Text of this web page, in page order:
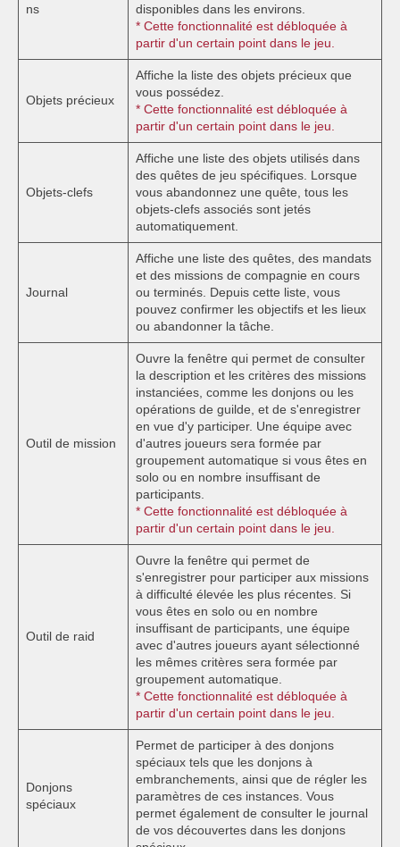
ns
disponibles dans les environs.
* Cette fonctionnalité est débloquée à
partir d'un certain point dans le jeu.
Objets précieux
Affiche la liste des objets précieux que
vous possédez.
* Cette fonctionnalité est débloquée à
partir d'un certain point dans le jeu.
Objets-clefs
Affiche une liste des objets utilisés dans
des quêtes de jeu spécifiques. Lorsque
vous abandonnez une quête, tous les
objets-clefs associés sont jetés
automatiquement.
Journal
Affiche une liste des quêtes, des mandats
et des missions de compagnie en cours
ou terminés. Depuis cette liste, vous
pouvez confirmer les objectifs et les lieux
ou abandonner la tâche.
Outil de mission
Ouvre la fenêtre qui permet de consulter
la description et les critères des missions
instanciées, comme les donjons ou les
opérations de guilde, et de s'enregistrer
en vue d'y participer. Une équipe avec
d'autres joueurs sera formée par
groupement automatique si vous êtes en
solo ou en nombre insuffisant de
participants.
* Cette fonctionnalité est débloquée à
partir d'un certain point dans le jeu.
Outil de raid
Ouvre la fenêtre qui permet de
s'enregistrer pour participer aux missions
à difficulté élevée les plus récentes. Si
vous êtes en solo ou en nombre
insuffisant de participants, une équipe
avec d'autres joueurs ayant sélectionné
les mêmes critères sera formée par
groupement automatique.
* Cette fonctionnalité est débloquée à
partir d'un certain point dans le jeu.
Donjons
spéciaux
Permet de participer à des donjons
spéciaux tels que les donjons à
embranchements, ainsi que de régler les
paramètres de ces instances. Vous
permet également de consulter le journal
de vos découvertes dans les donjons